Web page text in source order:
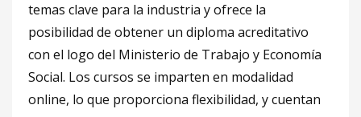
temas clave para la industria y ofrece la
posibilidad de obtener un diploma acreditativo
con el logo del Ministerio de Trabajo y Economía
Social. Los cursos se imparten en modalidad
online, lo que proporciona flexibilidad, y cuentan